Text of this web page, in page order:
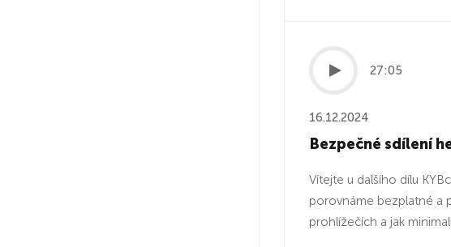
27:05
16.12.2024
Bezpečné sdílení
Vítejte u dalšího dílu
porovnáme bezplatné a
prohlížečích a jak